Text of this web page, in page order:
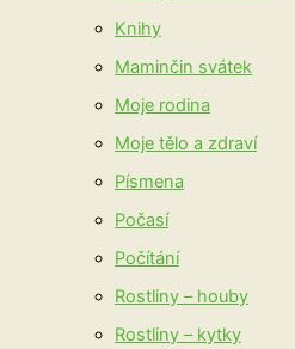
Knihy
Maminčin svátek
Moje rodina
Moje tělo a zdraví
Písmena
Počasí
Počítání
Rostliny – houby
Rostliny – kytky